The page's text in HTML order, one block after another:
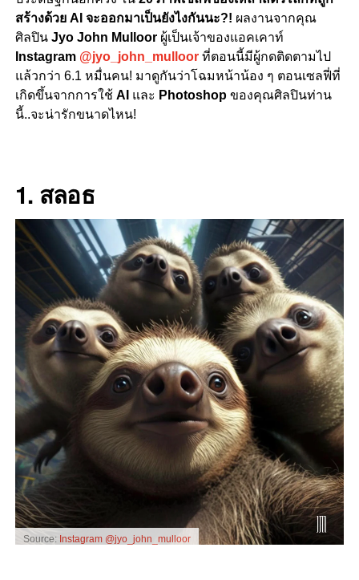
สร้างด้วย AI จะออกมาเป็นยังไงกันนะ?! ผลงานจากคุณ
ศิลปิน Jyo John Mulloorผู้เป็นเจ้าของแอคเคาท์
Instagram @jyo_john_mulloorที่ตอนนี้มีผู้กดติดตามไป
แล้วกว่า 6.1 หมื่นคน! มาดูกันว่าโฉมหน้าน้อง ๆ ตอนเซลฟี่ที่
เกิดขึ้นจากการใช้ AI และ Photoshopของคุณศิลปินท่าน
นี้..จะน่ารักขนาดไหน!
1. สลอธ
Source: Instagram @jyo_john_mulloor